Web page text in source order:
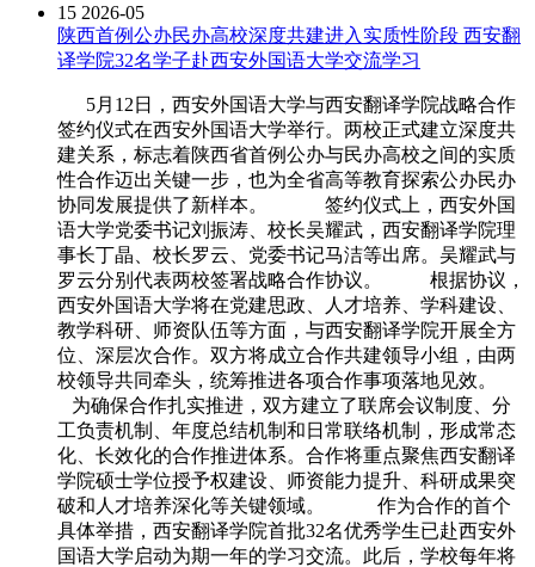
15 2026-05
陕西首例公办民办高校深度共建进入实质性阶段 西安翻
译学院32名学子赴西安外国语大学交流学习
5月12日，西安外国语大学与西安翻译学院战略合作
签约仪式在西安外国语大学举行。两校正式建立深度共
建关系，标志着陕西省首例公办与民办高校之间的实质
性合作迈出关键一步，也为全省高等教育探索公办民办
协同发展提供了新样本。 签约仪式上，西安外国
语大学党委书记刘振涛、校长吴耀武，西安翻译学院理
事长丁晶、校长罗云、党委书记马洁等出席。吴耀武与
罗云分别代表两校签署战略合作协议。 根据协议，
西安外国语大学将在党建思政、人才培养、学科建设、
教学科研、师资队伍等方面，与西安翻译学院开展全方
位、深层次合作。双方将成立合作共建领导小组，由两
校领导共同牵头，统筹推进各项合作事项落地见效。
为确保合作扎实推进，双方建立了联席会议制度、分
工负责机制、年度总结机制和日常联络机制，形成常态
化、长效化的合作推进体系。合作将重点聚焦西安翻译
学院硕士学位授予权建设、师资能力提升、科研成果突
破和人才培养深化等关键领域。 作为合作的首个
具体举措，西安翻译学院首批32名优秀学生已赴西安外
国语大学启动为期一年的学习交流。此后，学校每年将